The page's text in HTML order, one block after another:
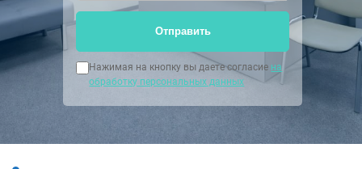
Отправить
Нажимая на кнопку вы даете согласие на
обработку персональных данных